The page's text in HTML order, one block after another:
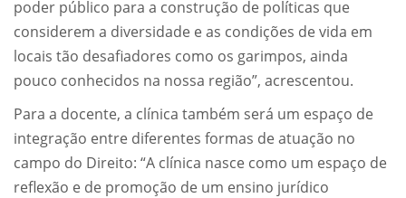
poder público para a construção de políticas que
considerem a diversidade e as condições de vida em
locais tão desafiadores como os garimpos, ainda
pouco conhecidos na nossa região”, acrescentou.
Para a docente, a clínica também será um espaço de
integração entre diferentes formas de atuação no
campo do Direito: “A clínica nasce como um espaço de
reflexão e de promoção de um ensino jurídico